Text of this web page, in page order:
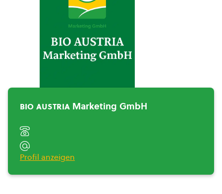
bio austria Marketing GmbH
Profil anzeigen